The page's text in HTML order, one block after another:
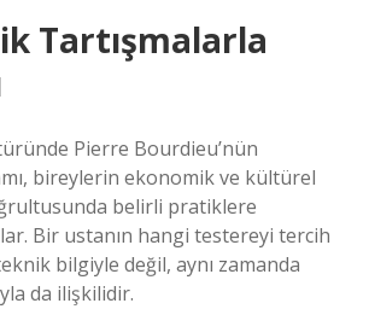
Tartışmalarla
Pierre Bourdieu’nün
bireylerin ekonomik ve kültürel
belirli pratiklere
Bir ustanın hangi testereyi tercih
bilgiyle değil, aynı zamanda
da ilişkilidir.